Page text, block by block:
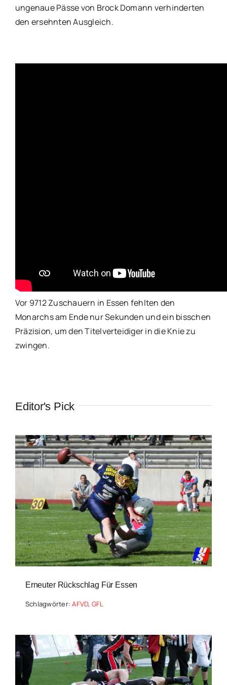
ungenaue Pässe von Brock Domann verhinderten
den ersehnten Ausgleich.
Vor 9712 Zuschauern in Essen fehlten den
Monarchs am Ende nur Sekunden und ein bisschen
Präzision, um den Titelverteidiger in die Knie zu
zwingen.
Editor's Pick
Erneuter Rückschlag Für Essen
Schlagwörter:AFVD, GFL